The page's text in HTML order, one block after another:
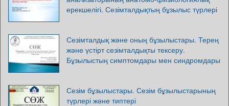
ерекшелігі. Сезімталдықтың бұзылыс түрлері
Сезімталдық және оның бұзылыстары. Терең
және үстірт сезімталдықты тексеру.
Бұзылыстың симптомдары мен синдромдары
Сезім бұзылыстары. Сезім бұзылыстарының
түрлері және типтері